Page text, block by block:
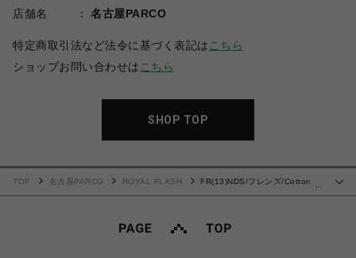
店舗名
名古屋PARCO
特定商取引法など法令に基づく表記は こちら
ショップお問い合わせは こちら
SHOP TOP
…
TOP 名古屋PARCO ROYAL FLASH
FR(13)NDS/フレンズ/Cotton